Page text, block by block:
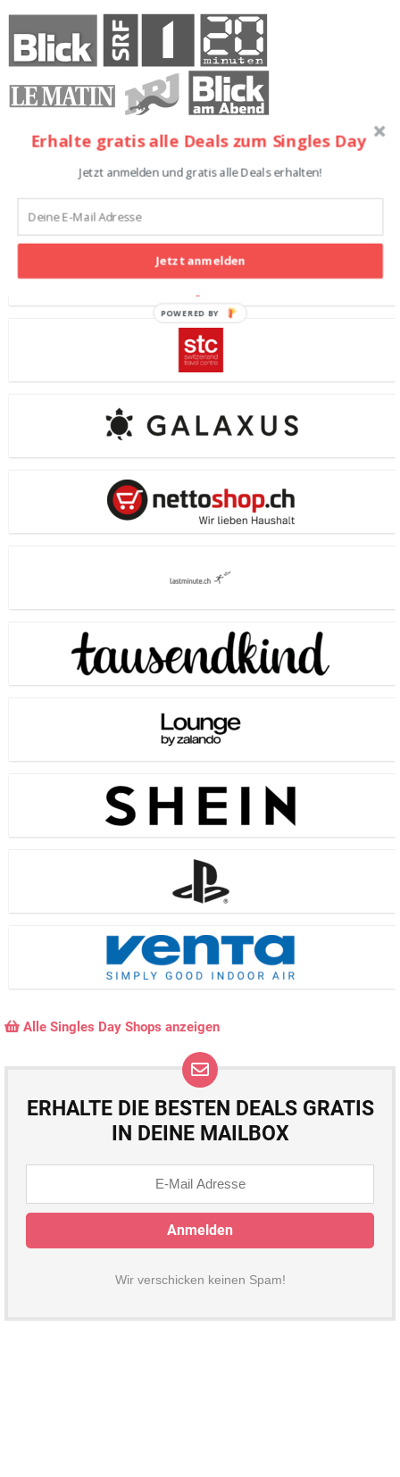
Teilnehmende Shops
Alle Singles Day Shops anzeigen
ERHALTE DIE BESTEN DEALS GRATIS
IN DEINE MAILBOX
Wir verschicken keinen Spam!
Erhalte gratis alle Deals zum Singles Day
Jetzt anmelden und gratis alle Deals erhalten!
Jetzt anmelden
POWERED BY